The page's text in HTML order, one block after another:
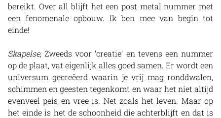
bereikt. Over all blijft het een post metal nummer met
een fenomenale opbouw. Ik ben mee van begin tot
einde!
Skapelse, Zweeds voor ‘creatie’ en tevens een nummer
op de plaat, vat eigenlijk alles goed samen. Er wordt een
universum gecreëerd waarin je vrij mag ronddwalen,
schimmen en geesten tegenkomt en waar het niet altijd
evenveel peis en vree is. Net zoals het leven. Maar op
het einde is het de schoonheid die achterblijft en dat is